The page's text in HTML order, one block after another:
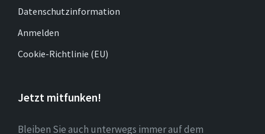
Datenschutzinformation
Anmelden
Cookie-Richtlinie (EU)
Jetzt mitfunken!
Bleiben Sie auch unterwegs immer auf dem